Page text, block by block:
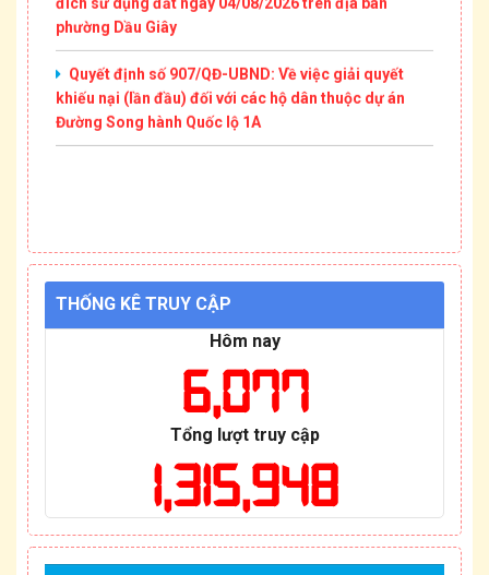
phường Dầu Giây
khiếu nại (lần đầu) đối với các hộ dân thuộc dự án
Đường Song hành Quốc lộ 1A
THỐNG KÊ TRUY CẬP
Hôm nay
6,077
Tổng lượt truy cập
1,315,948